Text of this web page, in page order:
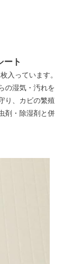
ート
入っています。
の湿気・汚れを
り、カビの繁殖
剤・除湿剤と併